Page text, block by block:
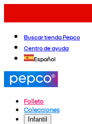
Buscar tienda Pepco
Centro de ayuda
Español
Folleto
Colecciones
Infantil